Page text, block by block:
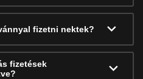
fizetni nektek?
fizetések